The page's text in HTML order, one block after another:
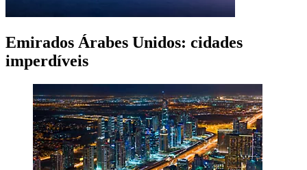
Emirados Árabes Unidos: cidades
imperdíveis